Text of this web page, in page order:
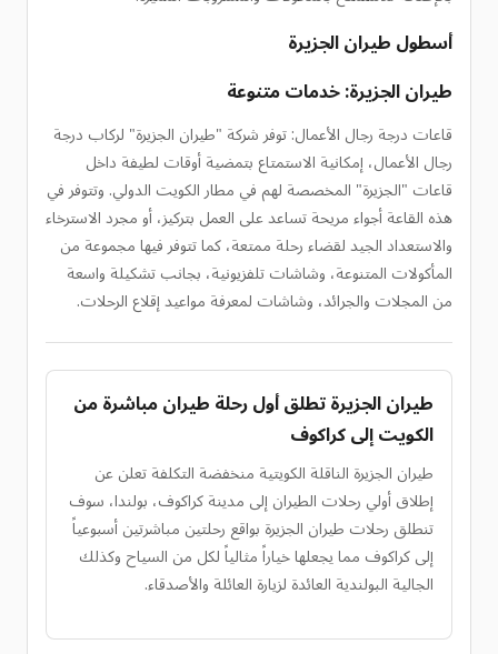
أسطول طيران الجزيرة
طيران الجزيرة: خدمات متنوعة
قاعات درجة رجال الأعمال: توفر شركة "طيران الجزيرة" لركاب درجة
رجال الأعمال، إمكانية الاستمتاع بتمضية أوقات لطيفة داخل
قاعات "الجزيرة" المخصصة لهم في مطار الكويت الدولي. وتتوفر في
هذه القاعة أجواء مريحة تساعد على العمل بتركيز، أو مجرد الاسترخاء
والاستعداد الجيد لقضاء رحلة ممتعة، كما تتوفر فيها مجموعة من
المأكولات المتنوعة، وشاشات تلفزيونية، بجانب تشكيلة واسعة
من المجلات والجرائد، وشاشات لمعرفة مواعيد إقلاع الرحلات.
طيران الجزيرة تطلق أول رحلة طيران مباشرة من
الكويت إلى كراكوف
طيران الجزيرة الناقلة الكويتية منخفضة التكلفة تعلن عن
إطلاق أولي رحلات الطيران إلى مدينة كراكوف، بولندا، سوف
تنطلق رحلات طيران الجزيرة بواقع رحلتين مباشرتين أسبوعياً
إلى كراكوف مما يجعلها خياراً مثالياً لكل من السياح وكذلك
الجالية البولندية العائدة لزيارة العائلة والأصدقاء.